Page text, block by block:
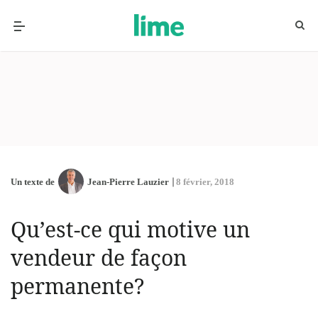
Un texte de Jean-Pierre Lauzier 8 février, 2018
Qu’est-ce qui motive un
vendeur de façon
permanente?